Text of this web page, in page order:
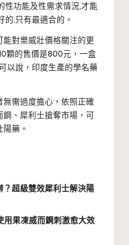
性功能及性需求情況,才能
的,只有最適合的。
對樂威壯價格關注的更
顆的售價是800元，一盒
以說，印度生產的學名藥
需過度擔心，依照正確
、犀利士搶奪市場，可
藥。
超級雙效犀利士解決陽
用果凍威而鋼刺激愈大效